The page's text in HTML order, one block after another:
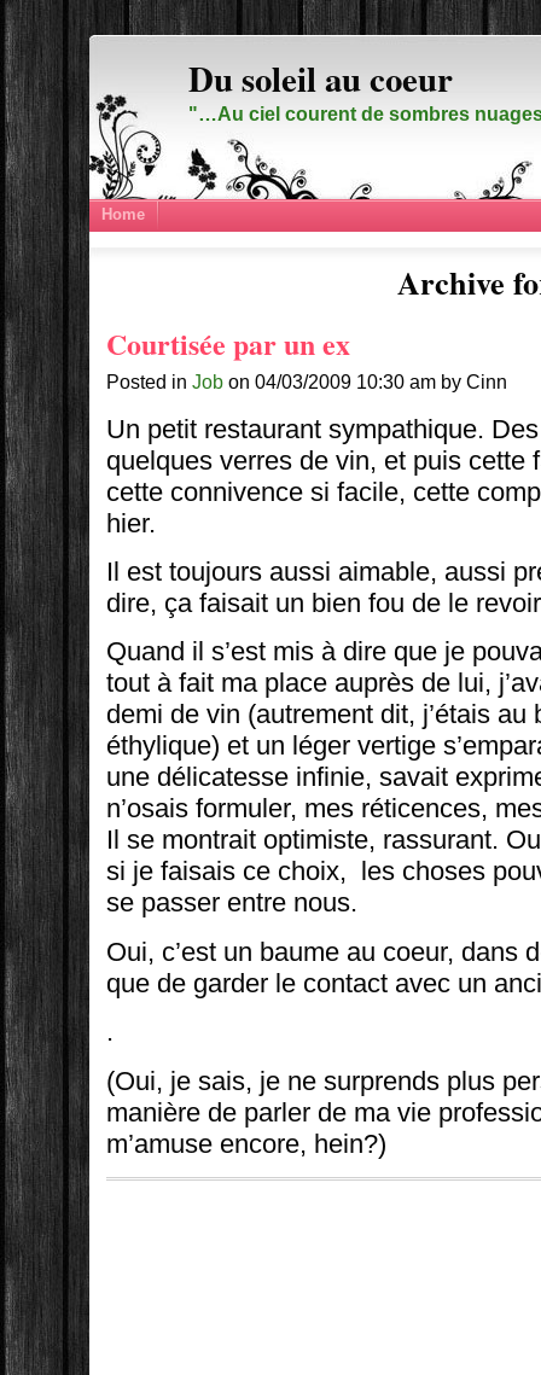
Du soleil au coeur
"…Au ciel courent de sombres
Home
Archive
Courtisée par un ex
Posted inJob on 04/03/2009 10:30 am by Cinn
Un petit restaurant sympathique.
quelques verres de vin, et puis cette
cette connivence si facile, cette
hier.
Il est toujours aussi aimable, aussi
dire, ça faisait un bien fou de le revoir
Quand il s’est mis à dire que je
tout à fait ma place auprès de lui,
demi de vin (autrement dit, j’étais au
éthylique) et un léger vertige
une délicatesse infinie, savait
n’osais formuler, mes réticences,
Il se montrait optimiste, rassurant.
si je faisais ce choix, les choses
se passer entre nous.
Oui, c’est un baume au coeur, dans
que de garder le contact avec un
.
(Oui, je sais, je ne surprends plus
manière de parler de ma vie
m’amuse encore, hein?)